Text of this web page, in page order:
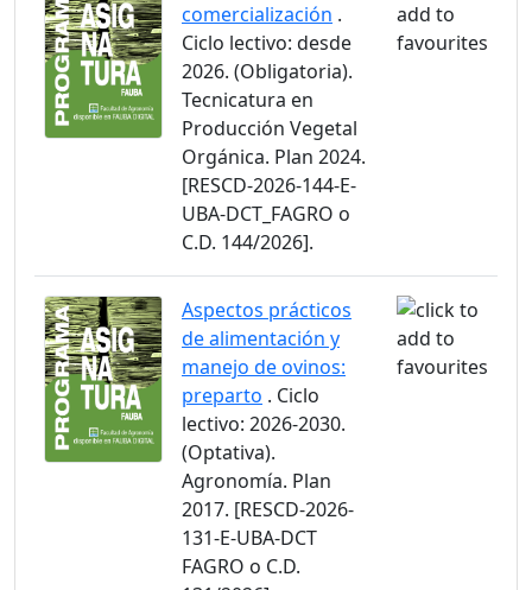
comercialización .
Ciclo lectivo: desde
2026. (Obligatoria).
Tecnicatura en
Producción Vegetal
Orgánica. Plan 2024.
[RESCD-2026-144-E-
UBA-DCT_FAGRO o
C.D. 144/2026].
Aspectos prácticos
de alimentación y
manejo de ovinos:
preparto . Ciclo
lectivo: 2026-2030.
(Optativa).
Agronomía. Plan
2017. [RESCD-2026-
131-E-UBA-DCT
FAGRO o C.D.